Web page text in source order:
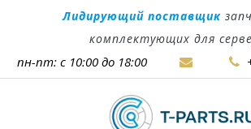
Лидирующий поставщик
комплектующих для
пн-пт: с 10:00 до 18:00